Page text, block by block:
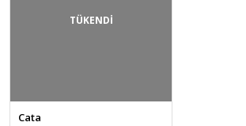
TÜKENDİ
Cata